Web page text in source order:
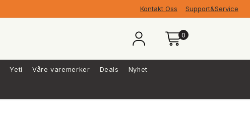
Kontakt Oss Support&Service
0
Yeti Våre varemerker Deals Nyhet